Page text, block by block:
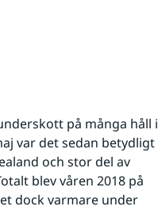
på många håll i
var det sedan betydligt
och stor del av
blev våren 2018 på
dock varmare under